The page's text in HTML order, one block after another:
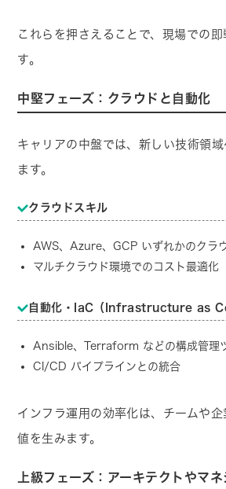
これらを押さえることで、現場での
す。
中堅フェーズ：クラウドと自動化
キャリアの中盤では、新しい技術領
ます。
クラウドスキル
AWS、Azure、GCP いずれかのクラ
マルチクラウド環境でのコスト最適化
自動化・IaC（Infrastructure as
Ansible、Terraform などの構成管理
CI/CD パイプラインとの統合
インフラ運用の効率化は、チームや
値を生みます。
上級フェーズ：アーキテクトやマネ